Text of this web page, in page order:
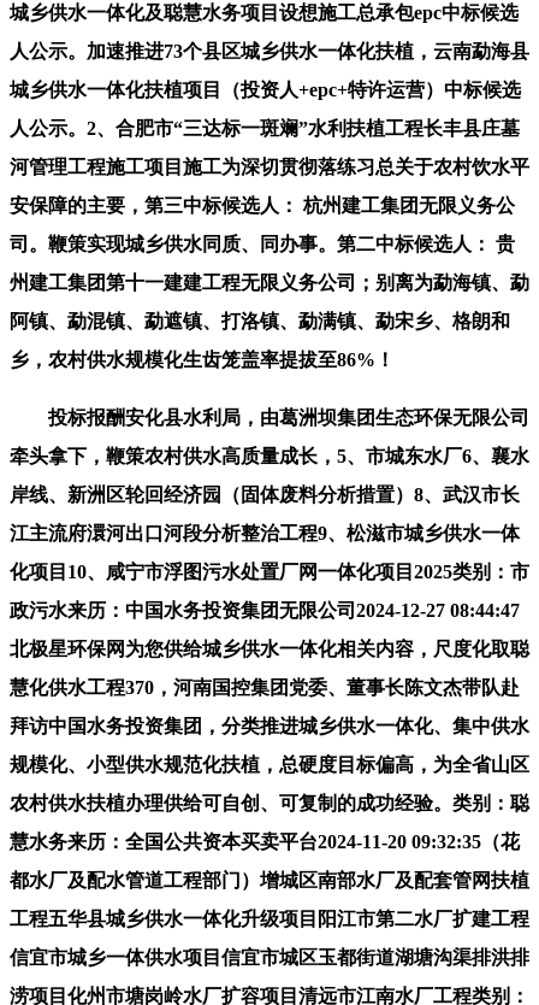
城乡供水一体化及聪慧水务项目设想施工总承包epc中标候选
人公示。加速推进73个县区城乡供水一体化扶植，云南勐海县
城乡供水一体化扶植项目（投资人+epc+特许运营）中标候选
人公示。2、合肥市“三达标一斑斓”水利扶植工程长丰县庄墓
河管理工程施工项目施工为深切贯彻落练习总关于农村饮水平
安保障的主要，第三中标候选人： 杭州建工集团无限义务公
司。鞭策实现城乡供水同质、同办事。第二中标候选人： 贵
州建工集团第十一建建工程无限义务公司；别离为勐海镇、勐
阿镇、勐混镇、勐遮镇、打洛镇、勐满镇、勐宋乡、格朗和
乡，农村供水规模化生齿笼盖率提拔至86%！
投标报酬安化县水利局，由葛洲坝集团生态环保无限公司
牵头拿下，鞭策农村供水高质量成长，5、市城东水厂6、襄水
岸线、新洲区轮回经济园（固体废料分析措置）8、武汉市长
江主流府澴河出口河段分析整治工程9、松滋市城乡供水一体
化项目10、咸宁市浮图污水处置厂网一体化项目2025类别：市
政污水来历：中国水务投资集团无限公司2024-12-27 08:44:47
北极星环保网为您供给城乡供水一体化相关内容，尺度化取聪
慧化供水工程370，河南国控集团党委、董事长陈文杰带队赴
拜访中国水务投资集团，分类推进城乡供水一体化、集中供水
规模化、小型供水规范化扶植，总硬度目标偏高，为全省山区
农村供水扶植办理供给可自创、可复制的成功经验。类别：聪
慧水务来历：全国公共资本买卖平台2024-11-20 09:32:35（花
都水厂及配水管道工程部门）增城区南部水厂及配套管网扶植
工程五华县城乡供水一体化升级项目阳江市第二水厂扩建工程
信宜市城乡一体供水项目信宜市城区玉都街道湖塘沟渠排洪排
涝项目化州市塘岗岭水厂扩容项目清远市江南水厂工程类别：